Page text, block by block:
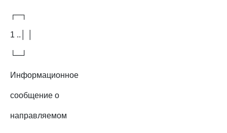
┌─┐
1 ..│ │
└─┘
Информационное
сообщение о
направляемом